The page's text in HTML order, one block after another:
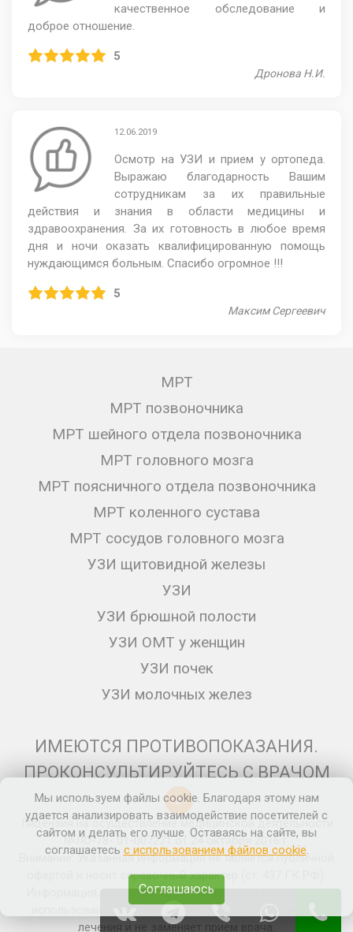
качественное обследование и
доброе отношение.
5
Дронова Н.И.
12.06.2019
Осмотр на УЗИ и прием у ортопеда.
Выражаю благодарность Вашим
сотрудникам за их правильные
действия и знания в области медицины и
здравоохранения. За их готовность в любое время
дня и ночи оказать квалифицированную помощь
нуждающимся больным. Спасибо огромное !!!
5
Максим Сергеевич
МРТ
МРТ позвоночника
МРТ шейного отдела позвоночника
МРТ головного мозга
МРТ поясничного отдела позвоночника
МРТ коленного сустава
МРТ сосудов головного мозга
УЗИ щитовидной железы
УЗИ
УЗИ брюшной полости
УЗИ ОМТ у женщин
УЗИ почек
УЗИ молочных желез
ИМЕЮТСЯ ПРОТИВОПОКАЗАНИЯ.
ПРОКОНСУЛЬТИРУЙТЕСЬ С ВРАЧОМ
12+
Лицензия на осуществление медицинской деятельности
№ЛО-78- 01-007271 от 24 октября 2016 г.
Внимание: Указанная информация не является публичной
офертой и носит справочный характер (ст. 437 ГК РФ).
Информация, представленная на сайте, не может быть
лечения и не заменяет прием врача.
Мы используем файлы cookie. Благодаря этому нам
удается анализировать взаимодействие посетителей с
сайтом и делать его лучше. Оставаясь на сайте, вы
соглашаетесь с использованием файлов cookie.
Соглашаюсь